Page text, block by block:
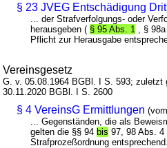
§ 23 JVEG Entschädigung
... der Strafverfolgungs- oder
herausgeben ( § 95 Abs. 1
, §
Pflicht zur Herausgabe
Vereinsgesetz
G. v. 05.08.1964 BGBl. I S. 593; zuletzt
30.11.2020 BGBl. I S. 2600
§ 4 VereinsG Ermittlungen
... Gegenständen, die als
gelten die §§ 94bis 97, 98 Abs. 4
Strafprozeßordnung entsprechend.